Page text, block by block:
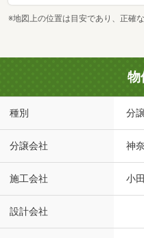
※地図上の位置は目安であり、正確
物
種別 分
分譲会社 神
施工会社 小
設計会社